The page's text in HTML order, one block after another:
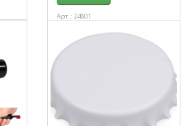
Арт.: 24801